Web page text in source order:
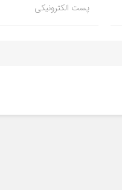
پست الکترونیکی